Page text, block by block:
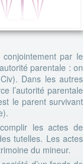
par le
parentale : on
Dans les autres
l’autorité parentale
le parent survivant
les actes de
tutelles. Les actes
du mineur.